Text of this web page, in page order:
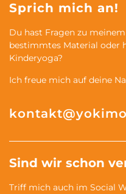
Sprich mich an!
Du hast Fragen zu
bestimmtes Material oder
Kinderyoga?
Ich freue mich auf deine
Sind wir schon
Triff mich auch im Social